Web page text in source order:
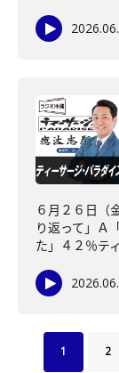
６月２６日（
り返って」Ａ
た」４２％テ
1 2